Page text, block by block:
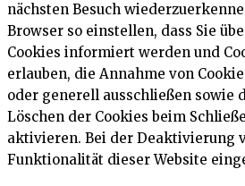
nächsten Besuch
Browser so einstellen, dass Sie
Cookies informiert werden und
erlauben, die Annahme von
oder generell ausschließen sowie
Löschen der Cookies beim
aktivieren. Bei der Deaktivierung
Funktionalität dieser Website